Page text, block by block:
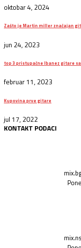
oktobar 4, 2024
Zašto je Martin miller značajan
jun 24, 2023
top 3 pristupačne Ibanez gitare
februar 11, 2023
Kupovina prve gitare
jul 17, 2022
KONTAKT PODACI